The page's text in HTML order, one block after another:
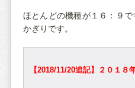
ほとんどの機種が１６：９
かぎりです。
【2018/11/20追記】２０１８